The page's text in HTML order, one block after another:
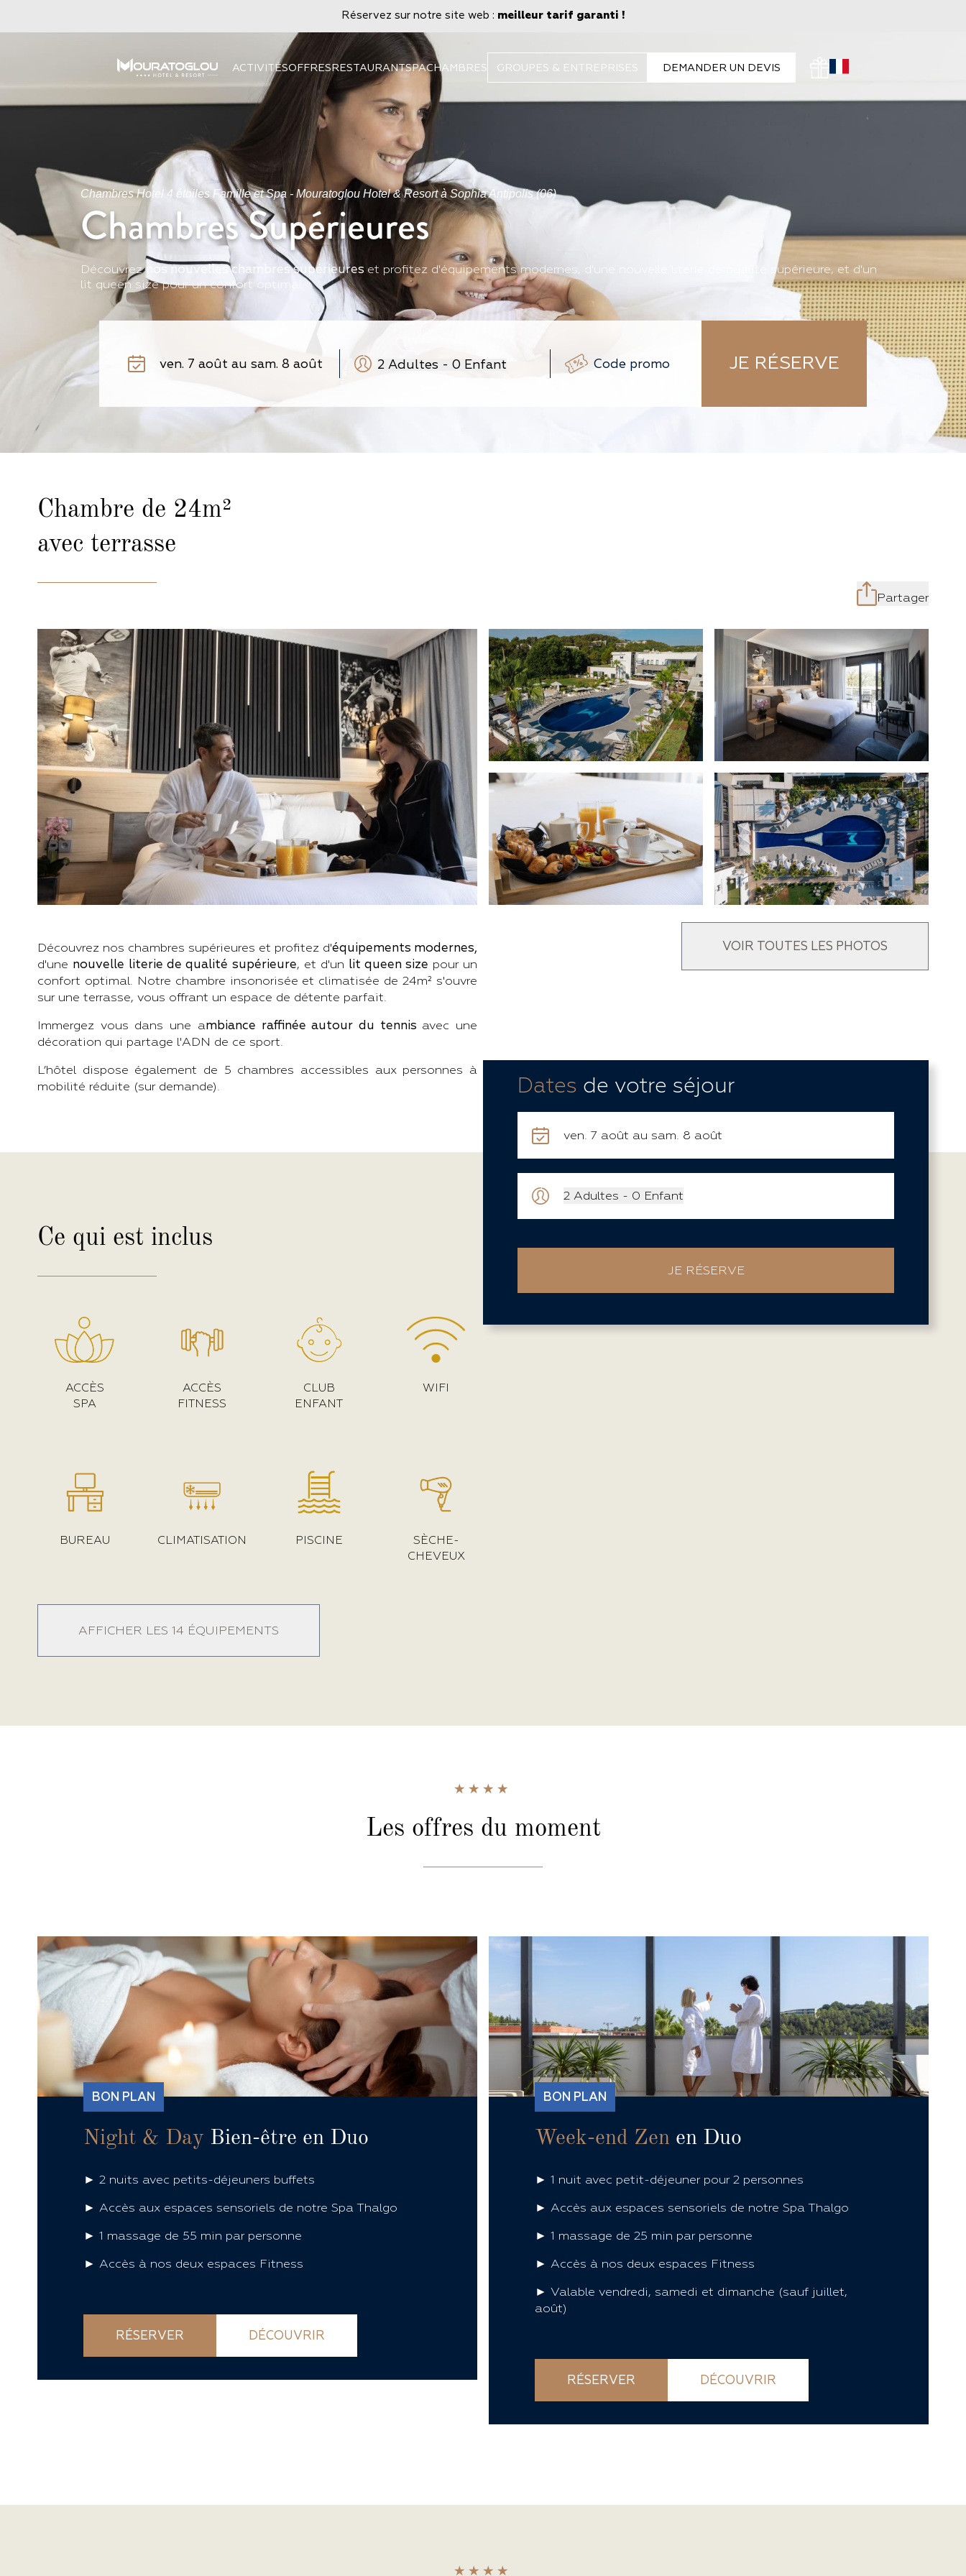
Réservez sur notre site web : meilleur tarif garanti !
ACTIVITÉSOFFRESRESTAURANTSPACHAMBRES GROUPES & ENTREPRISES DEMANDER UN DEVIS
Chambres Hotel 4 étoiles Famille et Spa - Mouratoglou Hotel & Resort à Sophia Antipolis (06)
Chambres Supérieures
Découvrez nos nouvelles chambres supérieures et profitez d'équipements modernes, d'une nouvelle literie de qualité supérieure, et d'un
lit queen size pour un confort optimal.
2 Adultes - 0 Enfant JE RÉSERVE
Chambre de 24m²
avec terrasse
Partager
Découvrez nos chambres supérieures et profitez d'équipements modernes,
d'une nouvelle literie de qualité supérieure, et d'un lit queen size pour un
confort optimal. Notre chambre insonorisée et climatisée de 24m² s'ouvre
sur une terrasse, vous offrant un espace de détente parfait.
Immergez vous dans une ambiance raffinée autour du tennis avec une
décoration qui partage l'ADN de ce sport.
L’hôtel dispose également de 5 chambres accessibles aux personnes à
mobilité réduite (sur demande).
VOIR TOUTES LES PHOTOS
Ce qui est inclus
ACCÈS
SPA
ACCÈS
FITNESS
CLUB
ENFANT
WIFI
BUREAU CLIMATISATION PISCINE
SÈCHE-
CHEVEUX
AFFICHER LES 14 ÉQUIPEMENTS
Dates de votre séjour
2 Adultes - 0 Enfant
+
- +
JE RÉSERVE
Les offres du moment
Night & Day Bien-être en Duo
► 2 nuits avec petits-déjeuners buffets
► Accès aux espaces sensoriels de notre Spa Thalgo
► 1 massage de 55 min par personne
► Accès à nos deux espaces Fitness
RÉSERVER DÉCOUVRIR
BON PLAN
Week-end Zen en Duo
► 1 nuit avec petit-déjeuner pour 2 personnes
► Accès aux espaces sensoriels de notre Spa Thalgo
► 1 massage de 25 min par personne
► Accès à nos deux espaces Fitness
► Valable vendredi, samedi et dimanche (sauf juillet,
août)
RÉSERVER DÉCOUVRIR
BON PLAN